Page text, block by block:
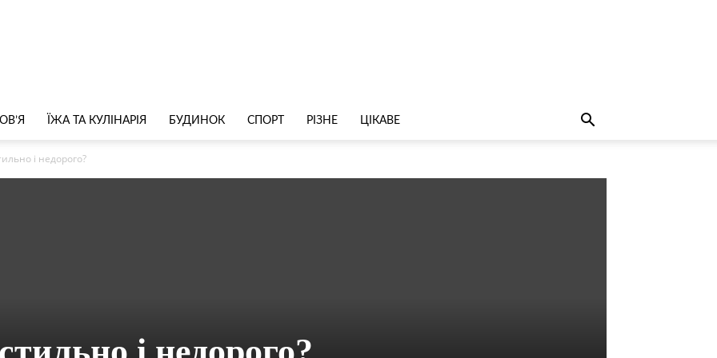
ЇЖА ТА КУЛІНАРІЯ БУДИНОК СПОРТ РІЗНЕ ЦІКАВЕ
і недорого?